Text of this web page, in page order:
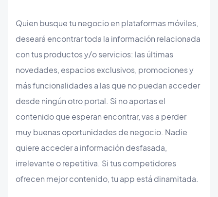
Quien busque tu negocio en plataformas móviles,
deseará encontrar toda la información relacionada
con tus productos y/o servicios: las últimas
novedades, espacios exclusivos, promociones y
más funcionalidades a las que no puedan acceder
desde ningún otro portal. Si no aportas el
contenido que esperan encontrar, vas a perder
muy buenas oportunidades de negocio. Nadie
quiere acceder a información desfasada,
irrelevante o repetitiva. Si tus competidores
ofrecen mejor contenido, tu app está dinamitada.